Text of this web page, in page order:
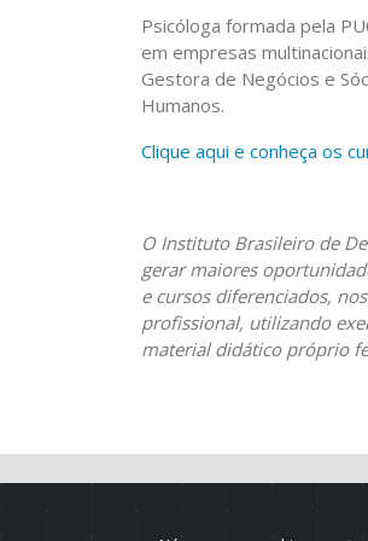
Psicóloga formada pela
em empresas
Gestora de Negócios e
Humanos.
Clique aqui e conheça os
O Instituto Brasileiro de
gerar maiores
e cursos diferenciados,
profissional, utilizando
material didático próprio